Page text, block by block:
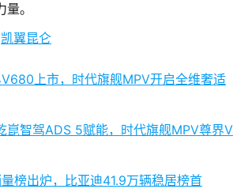
。
凯翼昆仑
上市，时代旗舰MPV开启全维奢适
崑智驾ADS 5赋能，时代旗舰MPV尊界V
榜出炉，比亚迪41.9万辆稳居榜首